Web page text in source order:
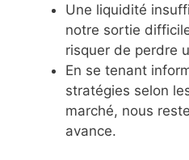
Une liquidité
notre sortie
risquer de perdre
En se tenant
stratégies selon
marché, nous
avance.